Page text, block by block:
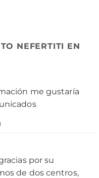
NEFERTITI EN
me gustaría
por su
de dos centros,